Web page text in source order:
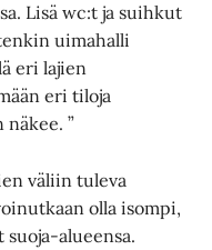
Lisä wc:t ja suihkut
uimahalli
eri lajien
eri tiloja
näkee. ”
väliin tuleva
olla isompi,
alueensa.